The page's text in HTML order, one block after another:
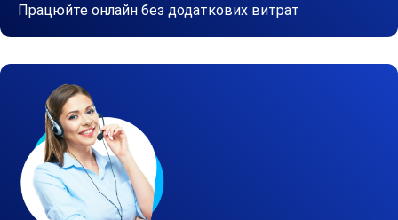
Працюйте онлайн без додаткових витрат